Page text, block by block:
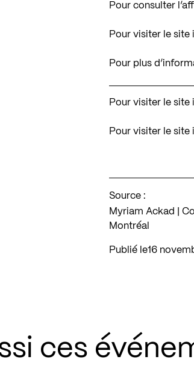
Pour consulter
Pour visiter le site
Pour plus
Pour visiter le site
Pour visiter le site
Source :
Myriam Ackad |
Montréal
Publié le 16
ces